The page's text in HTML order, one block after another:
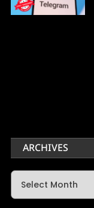
ARCHIVES
Archives